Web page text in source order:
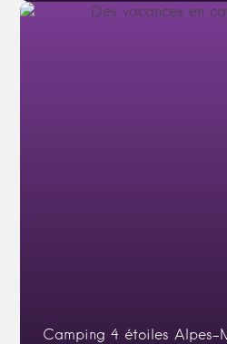
Camping 4 étoiles Alpes-